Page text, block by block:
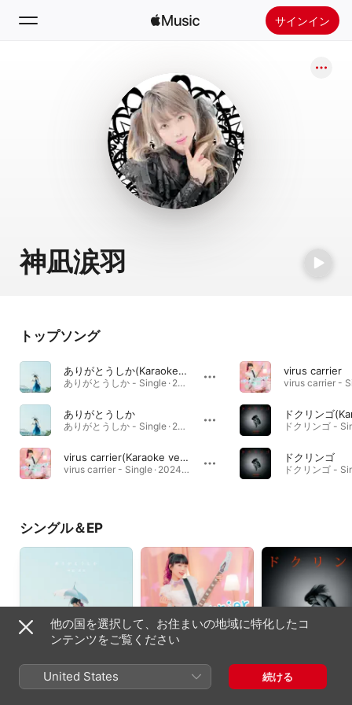
サインイン
新着おすすめ
Apple Musicをインストール
神凪涙羽
トップソング
ありがとうしか(Karaoke ver.)
ありがとうしか - Single · 2024年
ありがとうしか
ありがとうしか - Single · 2024年
virus carrier(Karaoke ver.)
virus carrier - Single · 2024年
virus carrier
ドクリンゴ
ドクリンゴ -
ドクリンゴ
ドクリンゴ -
シングル＆EP
ありがとうしか -
Single
virus carrier - Single
ドクリンゴ - Single
2023年
他の国を選択して、お住まいの地域に特化したコ
ンテンツをご覧ください
United States 続ける